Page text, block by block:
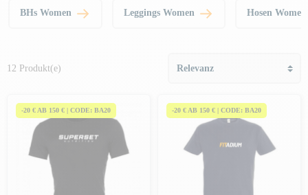
BHs Women Leggings Women Hosen
12 Produkt(e)
-20 € AB 150 € | CODE: BA20 -20 € AB 150 € | CODE: BA20